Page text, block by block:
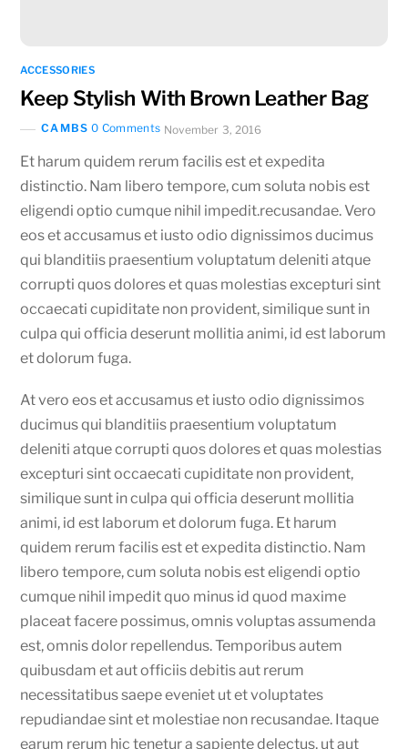
ACCESSORIES
Keep Stylish With Brown Leather Bag
CAMBS 0 Comments November 3, 2016
Et harum quidem rerum facilis est et expedita
distinctio. Nam libero tempore, cum soluta nobis est
eligendi optio cumque nihil impedit.recusandae. Vero
eos et accusamus et iusto odio dignissimos ducimus
qui blanditiis praesentium voluptatum deleniti atque
corrupti quos dolores et quas molestias excepturi sint
occaecati cupiditate non provident, similique sunt in
culpa qui officia deserunt mollitia animi, id est laborum
et dolorum fuga.
At vero eos et accusamus et iusto odio dignissimos
ducimus qui blanditiis praesentium voluptatum
deleniti atque corrupti quos dolores et quas molestias
excepturi sint occaecati cupiditate non provident,
similique sunt in culpa qui officia deserunt mollitia
animi, id est laborum et dolorum fuga. Et harum
quidem rerum facilis est et expedita distinctio. Nam
libero tempore, cum soluta nobis est eligendi optio
cumque nihil impedit quo minus id quod maxime
placeat facere possimus, omnis voluptas assumenda
est, omnis dolor repellendus. Temporibus autem
quibusdam et aut officiis debitis aut rerum
necessitatibus saepe eveniet ut et voluptates
repudiandae sint et molestiae non recusandae. Itaque
earum rerum hic tenetur a sapiente delectus, ut aut